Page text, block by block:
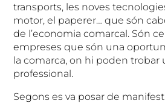
transports, les noves
motor, el paperer… que són
de l’economia comarcal. Són
empreses que són una
la comarca, on hi poden trobar
professional.
Segons es va posar de manifest